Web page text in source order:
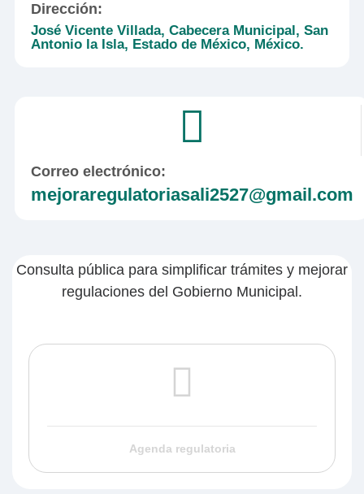
Dirección:
José Vicente Villada, Cabecera Municipal, San
Antonio la Isla, Estado de México, México.
Correo electrónico:
mejoraregulatoriasali2527@gmail.com
Consulta pública para simplificar trámites y mejorar
regulaciones del Gobierno Municipal.
Agenda regulatoria